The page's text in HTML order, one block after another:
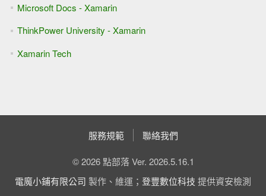
Microsoft Docs - Xamarin
ThinkPower University - Xamarin
Xamarin Tech
服務規範 聯絡我們
© 2026 點部落 Ver. 2026.5.16.1
電魔小鋪有限公司 製作、維運； 登豐數位科技 提供資安檢測